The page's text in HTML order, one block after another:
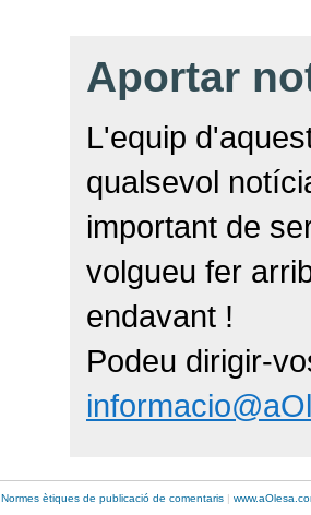
Aportar
L'equip
qualsevol
important de
volgueu fer
endavant !
Podeu dirigir-
Normes ètiques de publicació de comentaris | www.aOlesa